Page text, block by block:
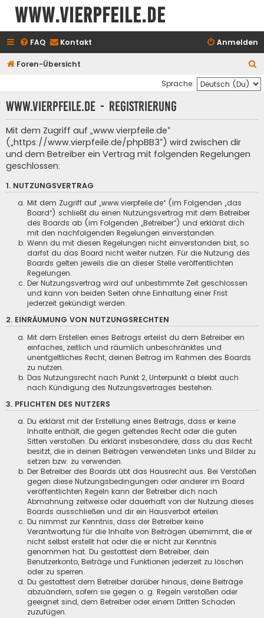
www.vierpfeile.de
FAQ Kontakt Anmelden
Foren-Übersicht
u
c
Sprache:
www.vierpfeile.de - Registrierung
Mit dem Zugriff auf „www.vierpfeile.de“
(„https://www.vierpfeile.de/phpBB3“) wird zwischen dir
und dem Betreiber ein Vertrag mit folgenden Regelungen
geschlossen:
1. NUTZUNGSVERTRAG
Mit dem Zugriff auf „www.vierpfeile.de“ (im Folgenden „das
Board“) schließt du einen Nutzungsvertrag mit dem Betreiber
des Boards ab (im Folgenden „Betreiber“) und erklärst dich
mit den nachfolgenden Regelungen einverstanden.
Wenn du mit diesen Regelungen nicht einverstanden bist, so
darfst du das Board nicht weiter nutzen. Für die Nutzung des
Boards gelten jeweils die an dieser Stelle veröffentlichten
Regelungen.
Der Nutzungsvertrag wird auf unbestimmte Zeit geschlossen
und kann von beiden Seiten ohne Einhaltung einer Frist
jederzeit gekündigt werden.
2. EINRÄUMUNG VON NUTZUNGSRECHTEN
Mit dem Erstellen eines Beitrags erteilst du dem Betreiber ein
einfaches, zeitlich und räumlich unbeschränktes und
unentgeltliches Recht, deinen Beitrag im Rahmen des Boards
zu nutzen.
Das Nutzungsrecht nach Punkt 2, Unterpunkt a bleibt auch
nach Kündigung des Nutzungsvertrages bestehen.
3. PFLICHTEN DES NUTZERS
Du erklärst mit der Erstellung eines Beitrags, dass er keine
Inhalte enthält, die gegen geltendes Recht oder die guten
Sitten verstoßen. Du erklärst insbesondere, dass du das Recht
besitzt, die in deinen Beiträgen verwendeten Links und Bilder zu
setzen bzw. zu verwenden.
Der Betreiber des Boards übt das Hausrecht aus. Bei Verstößen
gegen diese Nutzungsbedingungen oder anderer im Board
veröffentlichten Regeln kann der Betreiber dich nach
Abmahnung zeitweise oder dauerhaft von der Nutzung dieses
Boards ausschließen und dir ein Hausverbot erteilen.
Du nimmst zur Kenntnis, dass der Betreiber keine
Verantwortung für die Inhalte von Beiträgen übernimmt, die er
nicht selbst erstellt hat oder die er nicht zur Kenntnis
genommen hat. Du gestattest dem Betreiber, dein
Benutzerkonto, Beiträge und Funktionen jederzeit zu löschen
oder zu sperren.
Du gestattest dem Betreiber darüber hinaus, deine Beiträge
abzuändern, sofern sie gegen o. g. Regeln verstoßen oder
geeignet sind, dem Betreiber oder einem Dritten Schaden
zuzufügen.